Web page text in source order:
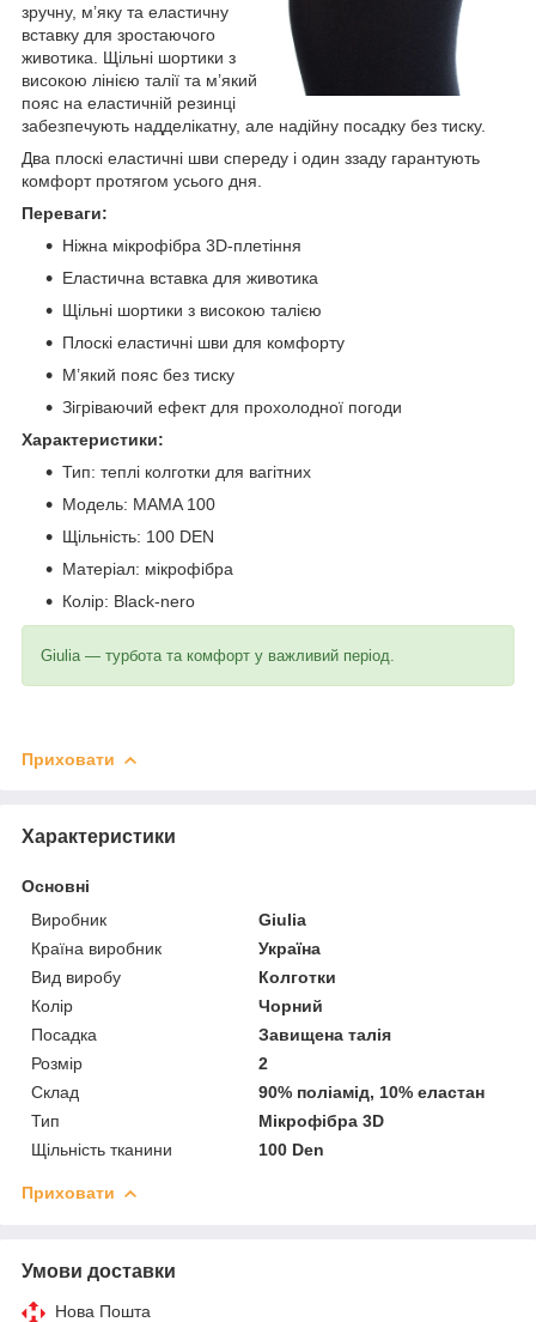
зручну, м’яку та еластичну
вставку для зростаючого
животика. Щільні шортики з
високою лінією талії та м’який
пояс на еластичній резинці
забезпечують надделікатну, але надійну посадку без тиску.
Два плоскі еластичні шви спереду і один ззаду гарантують
комфорт протягом усього дня.
Переваги:
Ніжна мікрофібра 3D-плетіння
Еластична вставка для животика
Щільні шортики з високою талією
Плоскі еластичні шви для комфорту
М’який пояс без тиску
Зігріваючий ефект для прохолодної погоди
Характеристики:
Тип: теплі колготки для вагітних
Модель: MAMA 100
Щільність: 100 DEN
Матеріал: мікрофібра
Колір: Black-nero
Giulia — турбота та комфорт у важливий період.
Приховати
Характеристики
Основні
Виробник
Giulia
Країна виробник
Україна
Вид виробу
Колготки
Колір
Чорний
Посадка
Завищена талія
Розмір
2
Склад
90% поліамід, 10% еластан
Тип
Мікрофібра 3D
Щільність тканини
100 Den
Приховати
Умови доставки
Нова Пошта